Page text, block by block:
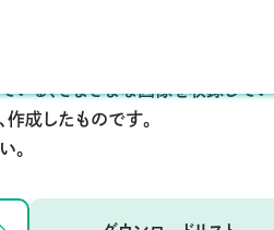
作成したものです。
。